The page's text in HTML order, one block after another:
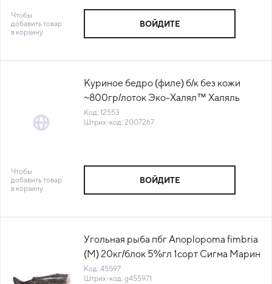
Чтобы
добавить товар
в корзину
ВОЙДИТЕ
Куриное бедро (филе) б/к без кожи
~800гр/лоток Эко-Халял™ Халяль
Чамзинская ПТФ (7267) (КОД 12553)
(-18°С)
Код: 12553
Штрих-код: 2007267
Чтобы
добавить товар
в корзину
ВОЙДИТЕ
Угольная рыба пбг Anoplopoma fimbria
(М) 20кг/блок 5%гл 1сорт Сигма Марин
(ПУ) (КОР) (КОД 45597) (-18°С)
Код: 45597
Штрих-код: g455971